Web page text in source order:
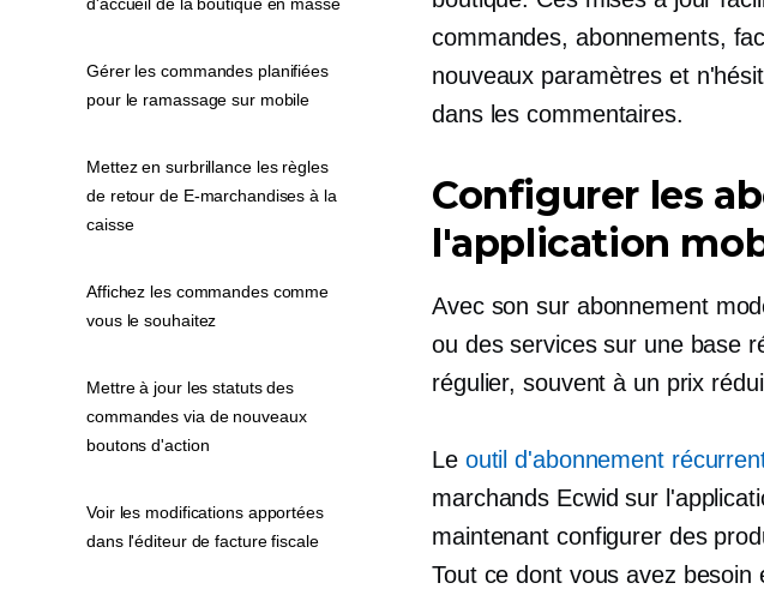
commandes, abonnements,
nouveaux paramètres et
dans les commentaires.
Configurer les
l'application
Avec sonsur abonnement
ou des services sur une base
régulier, souvent à un prix
Le outil d'abonnement
marchands Ecwid sur
maintenant configurer des
Tout ce dont vous avez besoin
Gérer les commandes planifiées
pour le ramassage sur mobile
Mettez en surbrillance les règles
de retour de E-marchandises à la
caisse
Affichez les commandes comme
vous le souhaitez
Mettre à jour les statuts des
commandes via de nouveaux
boutons d'action
Voir les modifications apportées
dans l'éditeur de facture fiscale